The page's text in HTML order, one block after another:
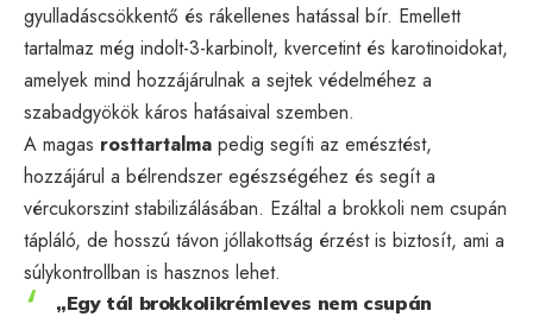
gyulladáscsökkentő és rákellenes hatással bír. Emellett
tartalmaz még indolt-3-karbinolt, kvercetint és karotinoidokat,
amelyek mind hozzájárulnak a sejtek védelméhez a
szabadgyökök káros hatásaival szemben.
A magas rosttartalma pedig segíti az emésztést,
hozzájárul a bélrendszer egészségéhez és segít a
vércukorszint stabilizálásában. Ezáltal a brokkoli nem csupán
tápláló, de hosszú távon jóllakottság érzést is biztosít, ami a
súlykontrollban is hasznos lehet.
„Egy tál brokkolikrémleves nem csupán